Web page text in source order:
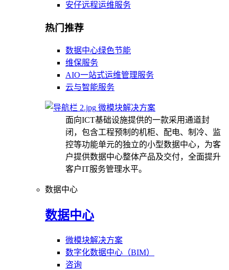
安仔远程运维服务
热门推荐
数据中心绿色节能
维保服务
AIO一站式运维管理服务
云与智能服务
微模块解决方案
面向ICT基础设施提供的一款采用通道封
闭，包含工程预制的机柜、配电、制冷、监
控等功能单元的独立的小型数据中心，为客
户提供数据中心整体产品及交付，全面提升
客户IT服务管理水平。
数据中心
数据中心
微模块解决方案
数字化数据中心（BIM）
咨询